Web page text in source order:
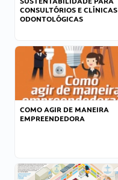
CONSULTÓRIOS E CLÍNICAS
ODONTOLÓGICAS
COMO AGIR DE MANEIRA
EMPREENDEDORA